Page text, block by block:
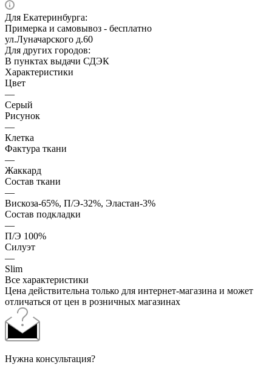
Для Екатеринбурга:
Примерка и самовывоз - бесплатно
ул.Луначарского д.60
Для других городов:
В пунктах выдачи СДЭК
Характеристики
Цвет
—
Серый
Рисунок
—
Клетка
Фактура ткани
—
Жаккард
Состав ткани
—
Вискоза-65%, П/Э-32%, Эластан-3%
Состав подкладки
—
П/Э 100%
Силуэт
—
Slim
Все характеристики
Цена действительна только для интернет-магазина и может
отличаться от цен в розничных магазинах
Нужна консультация?